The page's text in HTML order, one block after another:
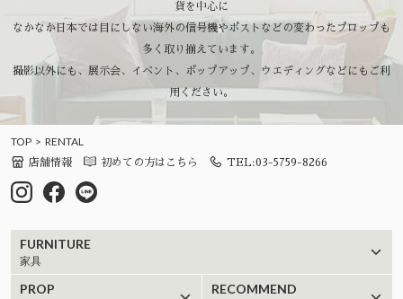
貨を中心に
なかなか日本では目にしない海外の信号機やポストなどの変わったプロップも
多く取り揃えています。
撮影以外にも、展示会、イベント、ポップアップ、ウエディングなどにもご利
用ください。
TOP RENTAL
店舗情報 初めての方はこちら TEL:03-5759-8266
FURNITURE
家具
PROP RECOMMEND